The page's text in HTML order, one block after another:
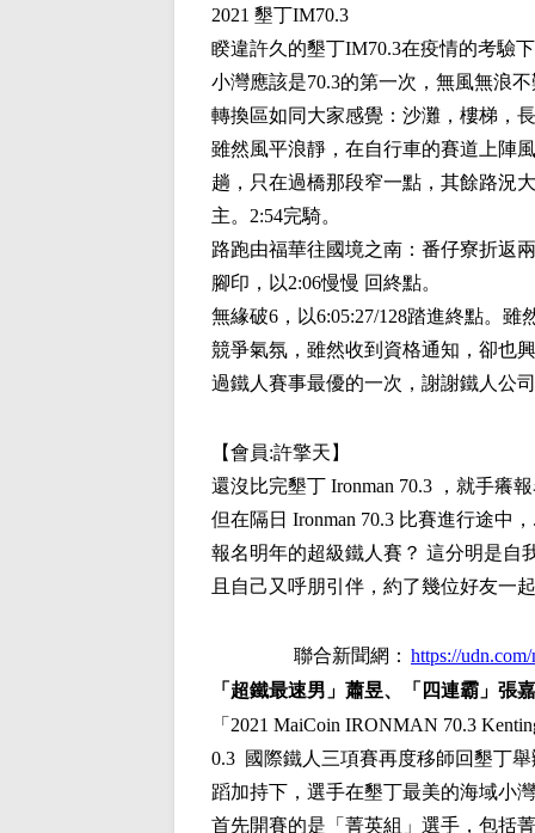
2021 墾丁IM70.3
睽違許久的墾丁IM70.3在疫情的考驗
小灣應該是70.3的第一次，無風無浪
轉換區如同大家感覺：沙灘，樓梯，
雖然風平浪靜，在自行車的賽道上陣
趟，只在過橋那段窄一點，其餘路況
主。 2:54完騎。
路跑由福華往國境之南：番仔寮折返
腳印，以2:06慢慢 回終點。
無緣破6 ，以6:05:27/128踏進終點。雖
競爭氣氛，雖然收到資格通知，卻也
過鐵人賽事最優的一次，謝謝鐵人公
【會員:許擎天 】
還沒比完墾丁 Ironman 70.3
，就手癢
但在隔日 Ironman 70.3 比賽進行途中，
報名明年的超級鐵人賽？ 這分明是自
且自己又呼朋引伴，約了幾位好友一
聯合新聞網： https://
「超鐵最速男」蕭昱、「四連霸」張
「2021 MaiCoin IRONMAN 70.3
0.3 國際鐵人三項賽再度移師回墾丁
蹈加持下，選手在墾丁最美的海域小
首先開賽的是「菁英組」選手，包括